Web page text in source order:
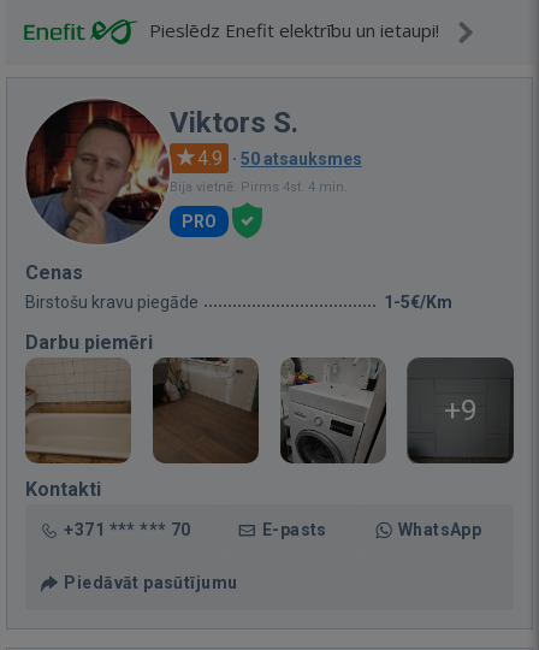
Pieslēdz Enefit elektrību un ietaupi!
Viktors S.
4.9 · 50 atsauksmes
Bija vietnē: Pirms 4st. 4 min.
PRO
Cenas
Birstošu kravu piegāde 1-5€/Km
Darbu piemēri
+9
Kontakti
+371 *** *** 70 E-pasts WhatsApp
Piedāvāt pasūtījumu